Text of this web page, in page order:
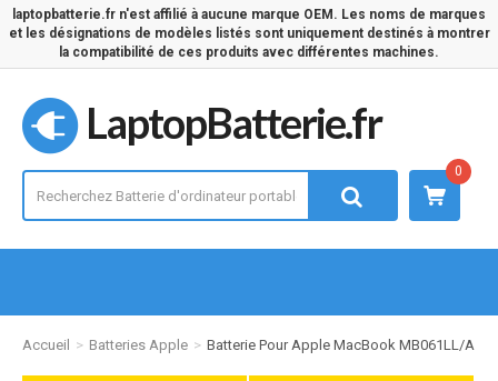
laptopbatterie.fr n'est affilié à aucune marque OEM. Les noms de marques
et les désignations de modèles listés sont uniquement destinés à montrer
la compatibilité de ces produits avec différentes machines.
LaptopBatterie.fr
0
Accueil Batteries Apple Batterie Pour Apple MacBook MB061LL/A